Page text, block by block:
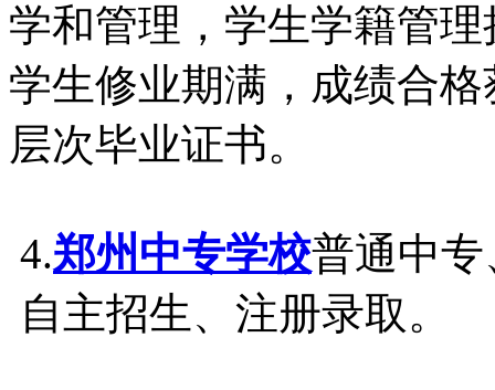
学和管理，学生学籍管
学生修业期满，成绩合
层次毕业证书。
4.郑州中专学校普通中
自主招生、注册录取。